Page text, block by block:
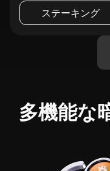
ステーキング
多機能な